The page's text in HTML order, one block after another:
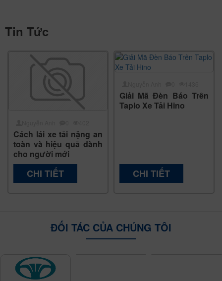
Tin Tức
Cách lái xe tải nặng an
toàn và hiệu quả dành
cho người mới
CHI TIẾT
Giải Mã Đèn Báo Trên
Taplo Xe Tải Hino
CHI TIẾT
ĐỐI TÁC CỦA CHÚNG TÔI